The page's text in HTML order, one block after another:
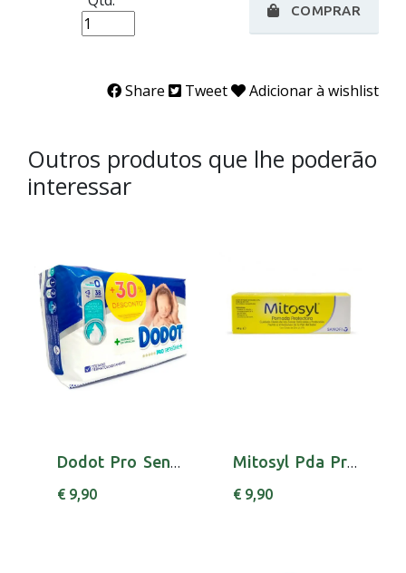
COMPRAR
Share Tweet Adicionar à wishlist
Outros produtos que lhe poderão
interessar
Dodot Pro Sensitive+ Fraldas T0 3kg 38 unidad...
€ 9,90
Mitosyl Pda Protectora 65g
€ 9,90